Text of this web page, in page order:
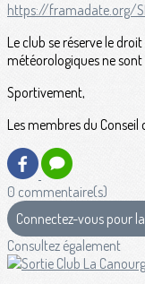
https://framadate.org/
Le club se réserve le
météorologiques ne sont
Sportivement,
Les membres du
0 commentaire(s)
Connectez-vous pour
Consultez également